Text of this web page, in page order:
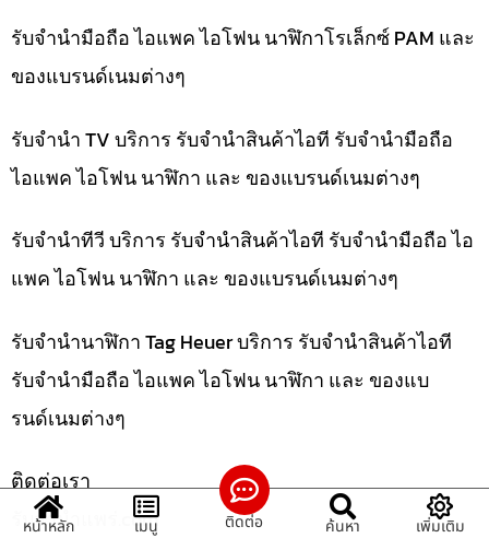
รับจำนำมือถือ ไอแพค ไอโฟน นาฬิกาโรเล็กซ์ PAM และ
ของแบรนด์เนมต่างๆ
รับจำนำ TV บริการ รับจำนำสินค้าไอที รับจำนำมือถือ
ไอแพค ไอโฟน นาฬิกา และ ของแบรนด์เนมต่างๆ
รับจำนำทีวี บริการ รับจำนำสินค้าไอที รับจำนำมือถือ ไอ
แพค ไอโฟน นาฬิกา และ ของแบรนด์เนมต่างๆ
รับจำนำนาฬิกา Tag Heuer บริการ รับจำนำสินค้าไอที
รับจำนำมือถือ ไอแพค ไอโฟน นาฬิกา และ ของแบ
รนด์เนมต่างๆ
ติดต่อเรา
รับจํานําแพร่.com
หน้าหลัก เมนู ติดต่อ ค้นหา เพิ่มเติม